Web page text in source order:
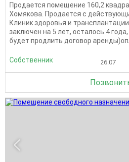
Продается помещение 160,2
Хомякова. Продается с
Клиник здоровья и
заключен на 5 лет, осталось 4
будет продлить договор
Собственник 26.07